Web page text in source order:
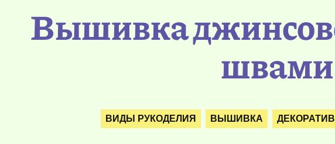
Вышивка
ВИДЫ РУКОДЕЛИЯ ВЫШИВКА